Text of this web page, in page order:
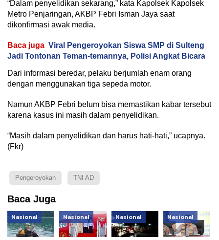
“Dalam penyelidikan sekarang,” kata Kapolsek Kapolsek
Metro Penjaringan, AKBP Febri Isman Jaya saat
dikonfirmasi awak media.
Baca juga Viral Pengeroyokan Siswa SMP di Sulteng
Jadi Tontonan Teman-temannya, Polisi Angkat Bicara
Dari informasi beredar, pelaku berjumlah enam orang
dengan menggunakan tiga sepeda motor.
Namun AKBP Febri belum bisa memastikan kabar tersebut
karena kasus ini masih dalam penyelidikan.
“Masih dalam penyelidikan dan harus hati-hati,” ucapnya.
(Fkr)
Pengeroyokan TNI AD
Baca Juga
Nasional Nasional Nasional Nasional